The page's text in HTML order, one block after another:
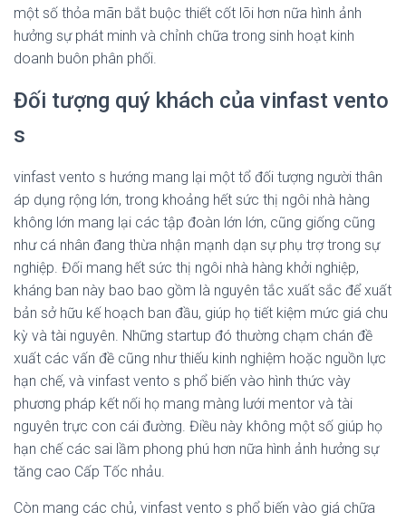
một số thỏa mãn bắt buộc thiết cốt lõi hơn nữa hình ảnh
hưởng sự phát minh và chỉnh chữa trong sinh hoạt kinh
doanh buôn phân phối.
Đối tượng quý khách của vinfast vento
s
vinfast vento s hướng mang lại một tổ đối tượng người thân
áp dụng rộng lớn, trong khoảng hết sức thị ngôi nhà hàng
không lớn mang lại các tập đoàn lớn lớn, cũng giống cũng
như cá nhân đang thừa nhận mạnh dạn sự phụ trợ trong sự
nghiệp. Đối mang hết sức thị ngôi nhà hàng khởi nghiệp,
kháng ban này bao bao gồm là nguyên tắc xuất sắc để xuất
bản sở hữu kế hoạch ban đầu, giúp họ tiết kiệm mức giá chu
kỳ và tài nguyên. Những startup đó thường chạm chán đề
xuất các vấn đề cũng như thiếu kinh nghiệm hoặc nguồn lực
hạn chế, và vinfast vento s phổ biến vào hình thức vày
phương pháp kết nối họ mang màng lưới mentor và tài
nguyên trực con cái đường. Điều này không một số giúp họ
hạn chế các sai lầm phong phú hơn nữa hình ảnh hưởng sự
tăng cao Cấp Tốc nhảu.
Còn mang các chủ, vinfast vento s phổ biến vào giá chữa